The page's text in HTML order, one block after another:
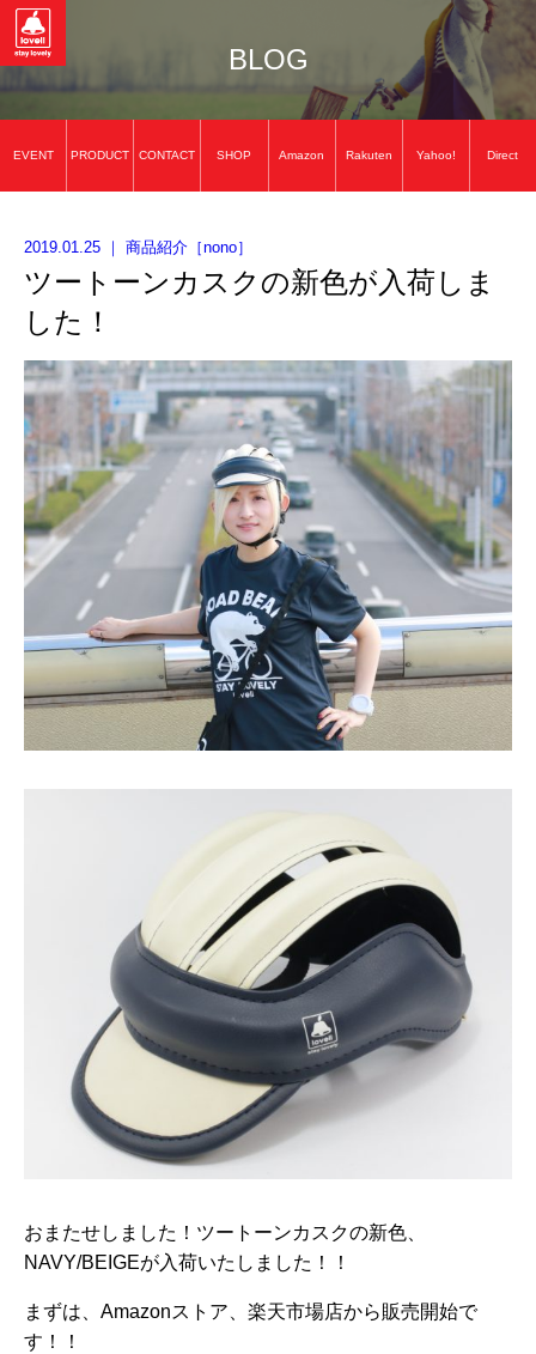
BLOG
2019.01.25 ｜ 商品紹介 ［nono］
ツートーンカスクの新色が入荷しま
した！
おまたせしました！ツートーンカスクの新色、
NAVY/BEIGEが入荷いたしました！！
まずは、Amazonストア、楽天市場店から販売開始で
す！！
EVENT PRODUCT CONTACT SHOP Amazon Rakuten Yahoo! Direct